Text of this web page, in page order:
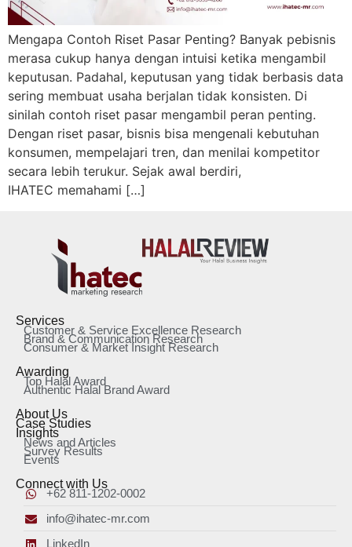
Mengapa Contoh Riset Pasar Penting? Banyak pebisnis
merasa cukup hanya dengan intuisi ketika mengambil
keputusan. Padahal, keputusan yang tidak berbasis data
sering membuat usaha berjalan tidak konsisten. Di
sinilah contoh riset pasar mengambil peran penting.
Dengan riset pasar, bisnis bisa mengenali kebutuhan
konsumen, mempelajari tren, dan menilai kompetitor
secara lebih terukur. Sejak awal berdiri,
IHATEC memahami […]
Services
Customer & Service Excellence Research
Brand & Communication Research
Consumer & Market Insight Research
Awarding
Top Halal Award
Authentic Halal Brand Award
About Us
Case Studies
Insights
News and Articles
Survey Results
Events
Connect with Us
+62 811-1202-0002
info@ihatec-mr.com
LinkedIn